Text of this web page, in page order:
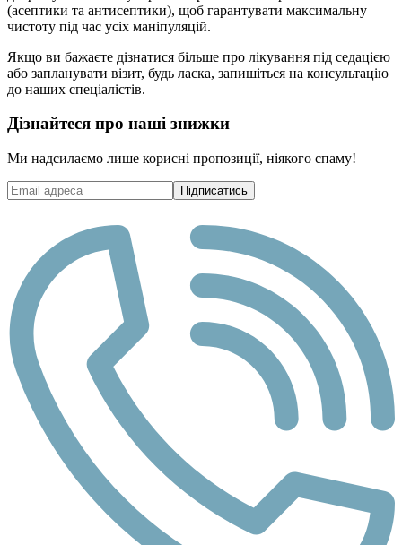
(асептики та антисептики), щоб гарантувати максимальну
чистоту під час усіх маніпуляцій.
Якщо ви бажаєте дізнатися більше про лікування під седацією
або запланувати візит, будь ласка, запишіться на консультацію
до наших спеціалістів.
Дізнайтеся про наші знижки
Ми надсилаємо лише корисні пропозиції, ніякого спаму!
Підписатись